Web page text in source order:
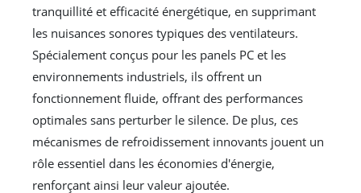
tranquillité et efficacité énergétique, en supprimant
les nuisances sonores typiques des ventilateurs.
Spécialement conçus pour les panels PC et les
environnements industriels, ils offrent un
fonctionnement fluide, offrant des performances
optimales sans perturber le silence. De plus, ces
mécanismes de refroidissement innovants jouent un
rôle essentiel dans les économies d'énergie,
renforçant ainsi leur valeur ajoutée.